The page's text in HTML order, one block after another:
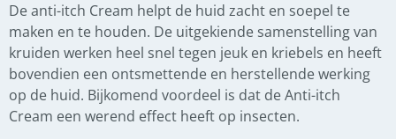
De anti-itch Cream helpt de huid zacht en soepel te
maken en te houden. De uitgekiende samenstelling van
kruiden werken heel snel tegen jeuk en kriebels en heeft
bovendien een ontsmettende en herstellende werking
op de huid. Bijkomend voordeel is dat de Anti-itch
Cream een werend effect heeft op insecten.